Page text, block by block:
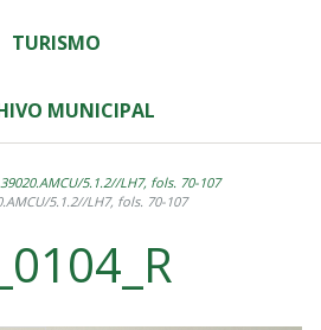
TURISMO
MUNICIPAL
5.1.2//LH7, fols. 70-107
5.1.2//LH7, fols. 70-107